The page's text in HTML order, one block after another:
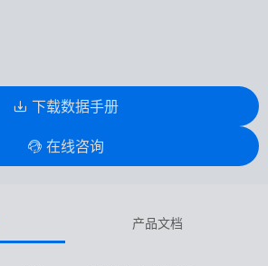
下载数据手册
在线咨询
产品文档